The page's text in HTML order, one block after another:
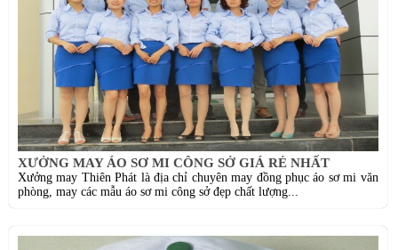
XƯỞNG MAY ÁO SƠ MI CÔNG SỞ GIÁ RẺ NHẤT
Xưởng may Thiên Phát là địa chỉ chuyên may đồng phục áo sơ mi văn
phòng, may các mẫu áo sơ mi công sở đẹp chất lượng...